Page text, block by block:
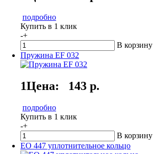
подробно
Купить в 1 клик
-+
В корзину
Пружина EF 032
1Цена: 143 р.
подробно
Купить в 1 клик
-+
В корзину
ЕО 447 уплотнительное кольцо